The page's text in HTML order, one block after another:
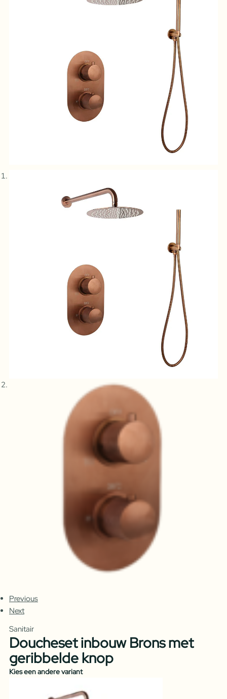
Previous
Next
Sanitair
Doucheset inbouw Brons met
geribbelde knop
Kies een andere variant